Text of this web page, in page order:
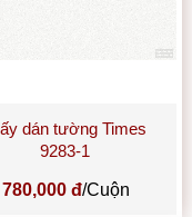
dán tường Times
9283-1
780,000 đ/Cuộn